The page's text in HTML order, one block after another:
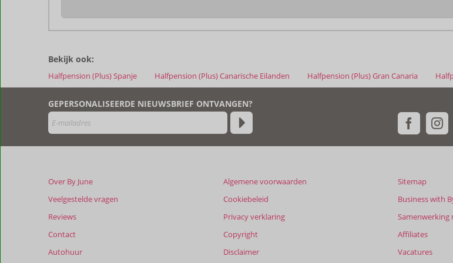
door
onze
klanten
na
hun
Retreat
Bekijk ook:
Halfpension (Plus) Spanje Halfpension (Plus) Canarische Eilanden Halfpension (Plus) Gran Canaria
GEPERSONALISEERDE NIEUWSBRIEF ONTVANGEN?
Over By June
Veelgestelde vragen
Reviews
Contact
Autohuur
Algemene voorwaarden
Cookiebeleid
Privacy verklaring
Copyright
Disclaimer
Sitemap
Business with
Samenwerking
Affiliates
Vacatures